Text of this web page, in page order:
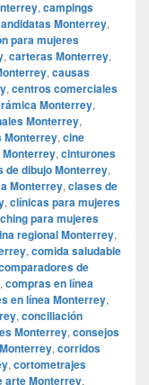
, campings
Monterrey,
para mujeres
, carteras Monterrey,
, causas
, centros comerciales
Monterrey,
Monterrey,
Monterrey, cine
, cinturones
de dibujo Monterrey,
Monterrey, clases de
, clínicas para mujeres
para mujeres
regional Monterrey,
, comida saludable
de
, compras en línea
en línea Monterrey,
, conciliación
Monterrey, consejos
, corridos
, cortometrajes
arte Monterrey,